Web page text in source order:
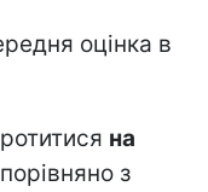
оцінка в
на
порівняно з